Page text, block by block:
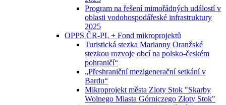
Program na řešení mimořádných událostí v
oblasti vodohospodářeské infrastruktury
2025
OPPS ČR-PL + Fond mikroprojektů
Turistická stezka Marianny Oranžské
stezkou rozvoje obcí na polsko-českém
pohraničí“
„Přeshraniční mezigenerační setkání v
Bardu“
Mikroprojekt města Zloty Stok "Skarby
Wolnego Miasta Górniczego Złoty Stok"